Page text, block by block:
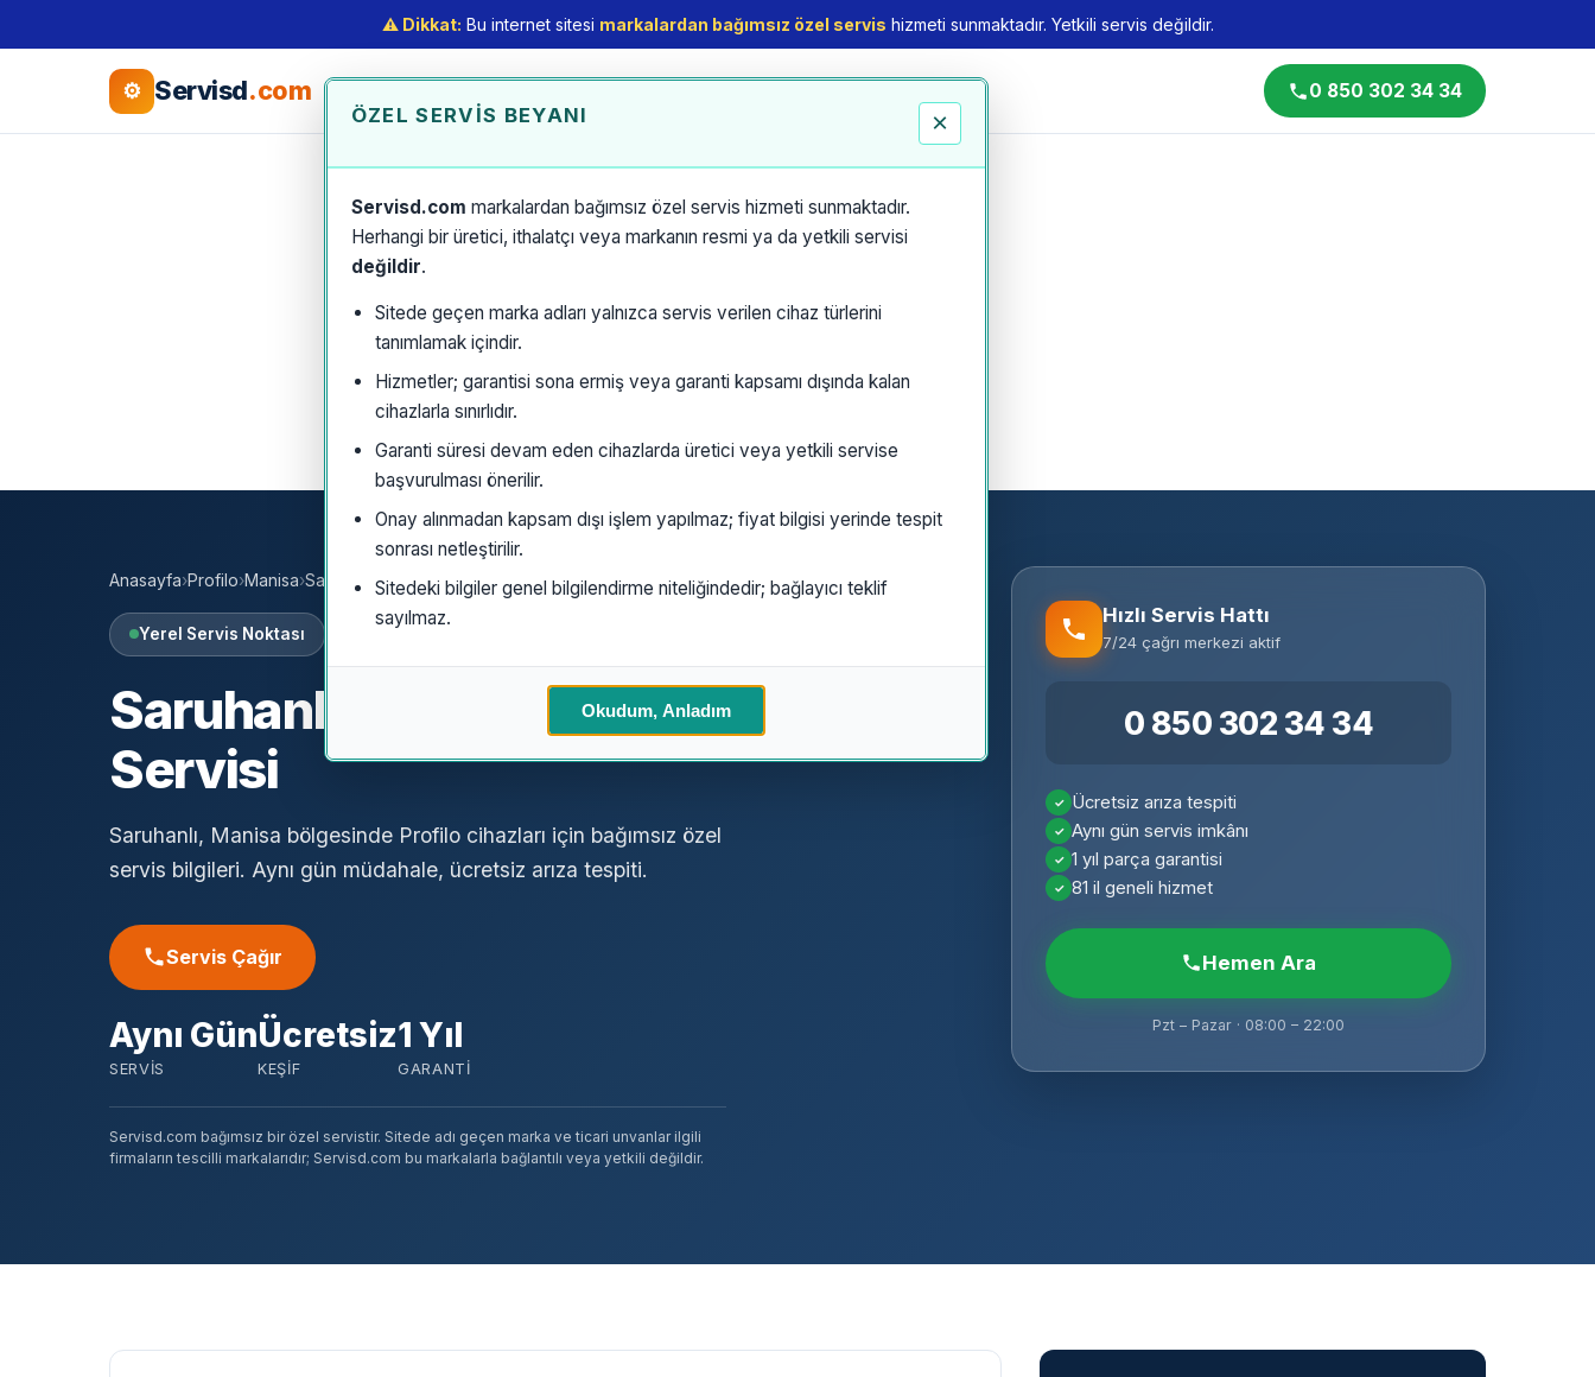
⚠️ Dikkat: Bu internet sitesi markalardan bağımsız özel servis hizmeti sunmaktadır. Yetkili servis değildir.
ÖZEL SERVIS BEYANI ×
Servisd.com markalardan bağımsız özel servis hizmeti sunmaktadır.
Herhangi bir üretici, ithalatçı veya markanın resmi ya da yetkili servisi
değildir.
Sitede geçen marka adları yalnızca servis verilen cihaz türlerini
tanımlamak içindir.
Hizmetler; garantisi sona ermiş veya garanti kapsamı dışında kalan
cihazlarla sınırlıdır.
Garanti süresi devam eden cihazlarda üretici veya yetkili servise
başvurulması önerilir.
Onay alınmadan kapsam dışı işlem yapılmaz; fiyat bilgisi yerinde tespit
sonrası netleştirilir.
Sitedeki bilgiler genel bilgilendirme niteliğindedir; bağlayıcı teklif
sayılmaz.
Okudum, Anladım
⚙ Servisd.com 0 850 302 34 34
Anasayfa›Profilo›Manisa›Saruhanlı
Yerel Servis Noktası
Saruhanlı
Özel
Servisi
Saruhanlı, Manisa bölgesinde Profilo cihazları için bağımsız özel
servis bilgileri. Aynı gün müdahale, ücretsiz arıza tespiti.
Servis Çağır
Aynı Gün
SERVIS
Ücretsiz
KEŞIF
1 Yıl
GARANTI
Servisd.com bağımsız bir özel servistir. Sitede adı geçen marka ve ticari unvanlar ilgili
firmaların tescilli markalarıdır; Servisd.com bu markalarla bağlantılı veya yetkili değildir.
Hızlı Servis Hattı
7/24 çağrı merkezi aktif
0 850 302 34 34
Ücretsiz arıza tespiti
Aynı gün servis imkânı
1 yıl parça garantisi
81 il geneli hizmet
Hemen Ara
Pzt – Pazar · 08:00 – 22:00